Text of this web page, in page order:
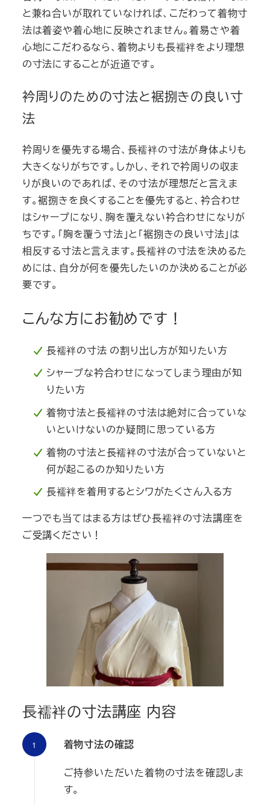
と兼ね合いが取れていなければ、こだわって着物寸
法は着姿や着心地に反映されません。着易さや着
心地にこだわるなら、着物よりも長襦袢をより理想
の寸法にすることが近道です。
衿周りのための寸法と裾捌きの良い寸
法
衿周りを優先する場合、長襦袢の寸法が身体よりも
大きくなりがちです。しかし、それで衿周りの収ま
りが良いのであれば、その寸法が理想だと言えま
す。裾捌きを良くすることを優先すると、衿合わせ
はシャープになり、胸を覆えない衿合わせになりが
ちです。「胸を覆う寸法」と「裾捌きの良い寸法」は
相反する寸法と言えます。長襦袢の寸法を決めるた
めには、自分が何を優先したいのか決めることが必
要です。
こんな方にお勧めです！
長襦袢の寸法 の割り出し方が知りたい方
シャープな衿合わせになってしまう理由が知
りたい方
着物寸法と長襦袢の寸法は絶対に合っていな
いといけないのか疑問に思っている方
着物の寸法と長襦袢の寸法が合っていないと
何が起こるのか知りたい方
長襦袢を着用するとシワがたくさん入る方
一つでも当てはまる方はぜひ長襦袢の寸法講座を
ご受講ください！
長襦袢の寸法講座 内容
着物寸法の確認
ご持参いただいた着物の寸法を確認しま
す。